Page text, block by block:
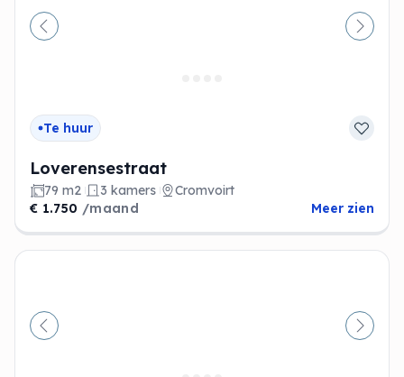
Vorige
Te huur
Loverensestraat
79 m2 3 kamers
Cromvoirt
€ 1.750 /maand Meer zien
Vorige